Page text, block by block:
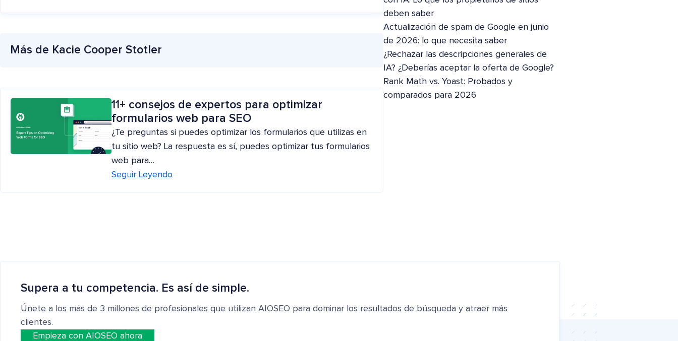
Más de Kacie Cooper Stotler
11+ consejos de expertos para optimizar
formularios web para SEO
¿Te preguntas si puedes optimizar los formularios que utilizas en
tu sitio web? La respuesta es sí, puedes optimizar tus formularios
web para…
Seguir Leyendo
deben saber
Actualización de spam de Google en junio
de 2026: lo que necesita saber
¿Rechazar las descripciones generales de
IA? ¿Deberías aceptar la oferta de Google?
Rank Math vs. Yoast: Probados y
comparados para 2026
Supera a tu competencia. Es así de simple.
Únete a los más de 3 millones de profesionales que utilizan AIOSEO para dominar los resultados de búsqueda y atraer más
clientes.
Empieza con AIOSEO ahora